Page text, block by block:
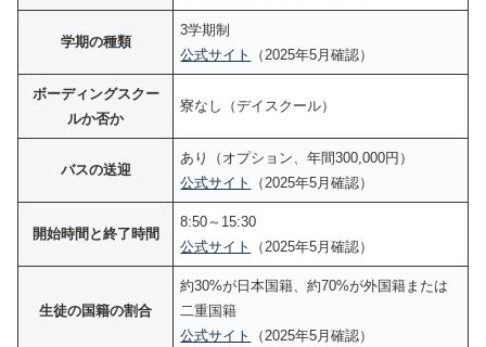
学期の種類
3学期制
公式サイト
（2025年5月確認）
ボーディングスクー
ルか否か
寮なし（デイスクール）
バスの送迎
あり（オプション、年間300,000円）
公式サイト
（2025年5月確認）
開始時間と終了時間
8:50～15:30
公式サイト
（2025年5月確認）
生徒の国籍の割合
約30%が日本国籍、約70%が外国籍または
二重国籍
公式サイト
（2025年5月確認）